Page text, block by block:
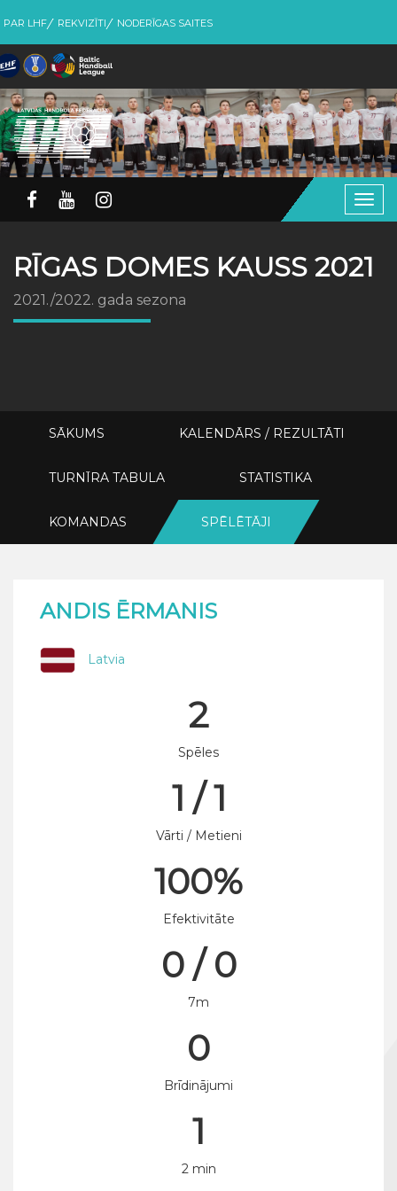
PAR LHF REKVIZĪTI NODERĪGAS SAITES
RĪGAS DOMES KAUSS 2021
2021./2022. gada sezona
SĀKUMS KALENDĀRS / REZULTĀTI
TURNĪRA TABULA STATISTIKA
KOMANDAS SPĒLĒTĀJI
ANDIS ĒRMANIS
Latvia
2
Spēles
1 / 1
Vārti / Metieni
100%
Efektivitāte
0 / 0
7m
0
Brīdinājumi
1
2 min